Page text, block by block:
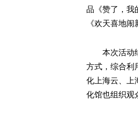
品《赞了，我
《欢天喜地
本次活动
方式，综合利
化上海云、上
化馆也组织观